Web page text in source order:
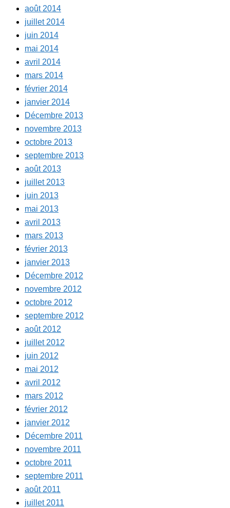
août 2014
juillet 2014
juin 2014
mai 2014
avril 2014
mars 2014
février 2014
janvier 2014
Décembre 2013
novembre 2013
octobre 2013
septembre 2013
août 2013
juillet 2013
juin 2013
mai 2013
avril 2013
mars 2013
février 2013
janvier 2013
Décembre 2012
novembre 2012
octobre 2012
septembre 2012
août 2012
juillet 2012
juin 2012
mai 2012
avril 2012
mars 2012
février 2012
janvier 2012
Décembre 2011
novembre 2011
octobre 2011
septembre 2011
août 2011
juillet 2011